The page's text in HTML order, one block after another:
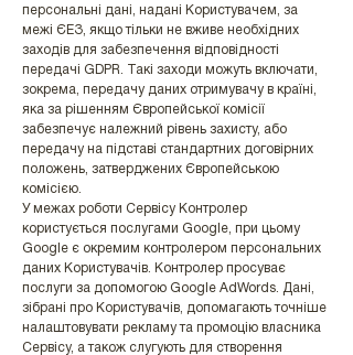
персональні дані, надані Користувачем, за
межі ЄЕЗ, якщо тільки не вживе необхідних
заходів для забезпечення відповідності
передачі GDPR. Такі заходи можуть включати,
зокрема, передачу даних отримувачу в країні,
яка за рішенням Європейської комісії
забезпечує належний рівень захисту, або
передачу на підставі стандартних договірних
положень, затверджених Європейською
комісією.
У межах роботи Сервісу Контролер
користується послугами Google, при цьому
Google є окремим контролером персональних
даних Користувачів. Контролер просуває
послуги за допомогою Google AdWords. Дані,
зібрані про Користувачів, допомагають точніше
налаштовувати рекламу та промоцію власника
Сервісу, а також слугують для створення